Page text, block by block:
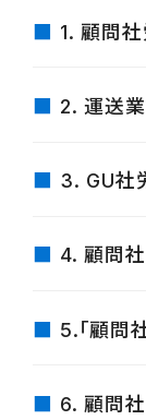
1. 顧問社
2. 運送
3. GU社
4. 顧問社
5.「顧問
6. 顧問